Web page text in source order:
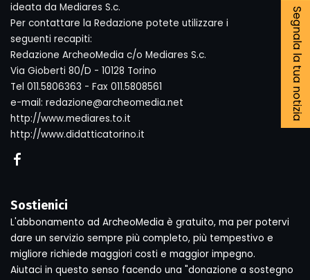
Segnala la tua notizia
ideata da Mediares S.c.
Per contattare la Redazione potete utilizzare i
seguenti recapiti:
Redazione ArcheoMedia c/o Mediares S.c.
Via Gioberti 80/D - 10128 Torino
Tel 011.5806363 - Fax 011.5808561
e-mail: redazione@archeomedia.net
http://www.mediares.to.it
http://www.didatticatorino.it
Sostienici
L'abbonamento ad ArcheoMedia è gratuito, ma per potervi
dare un servizio sempre più completo, più tempestivo e
migliore richiede maggiori costi e maggior impegno.
Aiutaci in questo senso facendo una "donazione a sostegno